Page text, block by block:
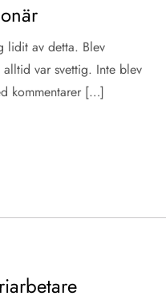
lidit av detta. Blev
var svettig. Inte blev
kommentarer […]